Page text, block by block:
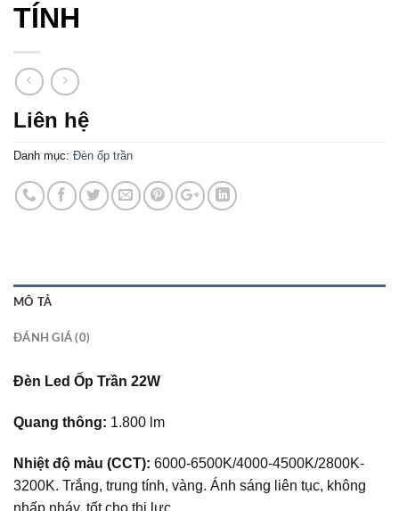
TÍNH
Liên hệ
Danh mục: Đèn ốp trần
MÔ TẢ
ĐÁNH GIÁ (0)
Đèn Led Ốp Trần 22W
Quang thông: 1.800 lm
Nhiệt độ màu (CCT): 6000-6500K/4000-4500K/2800K-
3200K. Trắng, trung tính, vàng. Ánh sáng liên tục, không
nhấp nháy, tốt cho thị lực